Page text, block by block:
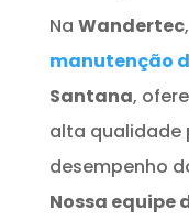
Na Wandertec
manutenção
Santana,
alta qualidade
desempenho
Nossa equipe